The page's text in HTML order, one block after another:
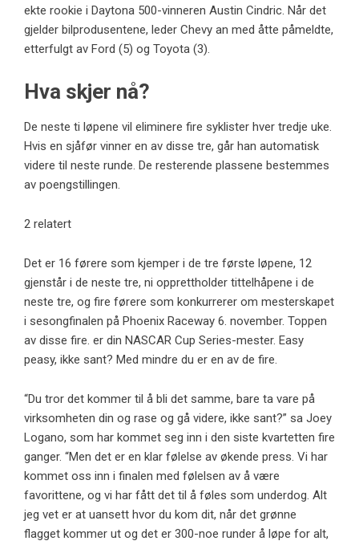
ekte rookie i Daytona 500-vinneren Austin Cindric. Når det
gjelder bilprodusentene, leder Chevy an med åtte påmeldte,
etterfulgt av Ford (5) og Toyota (3).
Hva skjer nå?
De neste ti løpene vil eliminere fire syklister hver tredje uke.
Hvis en sjåfør vinner en av disse tre, går han automatisk
videre til neste runde. De resterende plassene bestemmes
av poengstillingen.
2 relatert
Det er 16 førere som kjemper i de tre første løpene, 12
gjenstår i de neste tre, ni opprettholder tittelhåpene i de
neste tre, og fire førere som konkurrerer om mesterskapet
i sesongfinalen på Phoenix Raceway 6. november. Toppen
av disse fire. er din NASCAR Cup Series-mester. Easy
peasy, ikke sant? Med mindre du er en av de fire.
“Du tror det kommer til å bli det samme, bare ta vare på
virksomheten din og rase og gå videre, ikke sant?” sa Joey
Logano, som har kommet seg inn i den siste kvartetten fire
ganger. “Men det er en klar følelse av økende press. Vi har
kommet oss inn i finalen med følelsen av å være
favorittene, og vi har fått det til å føles som underdog. Alt
jeg vet er at uansett hvor du kom dit, når det grønne
flagget kommer ut og det er 300-noe runder å løpe for alt,